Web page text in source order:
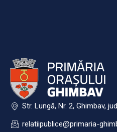
Str. Lungă, Nr. 2, Ghimbav,
relatiipublice@primaria-